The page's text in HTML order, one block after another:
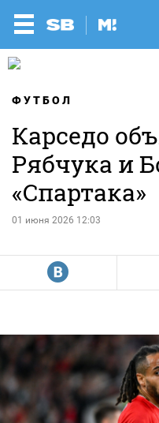
ФУТБОЛ
Карседо
Рябчука и
«Спартака»
01 июня 2026 12:03
R